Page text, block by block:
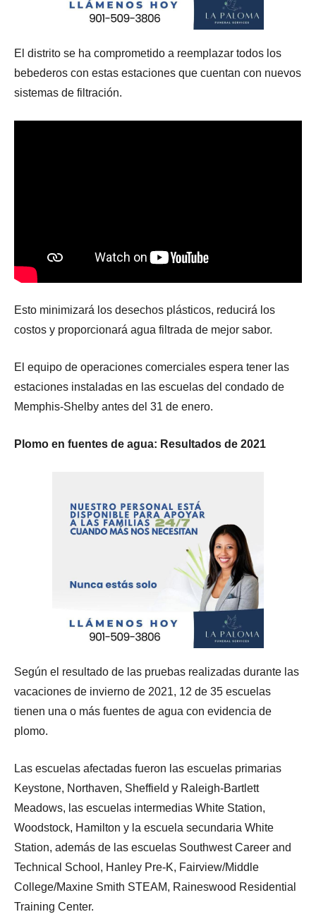
El distrito se ha comprometido a reemplazar todos los
bebederos con estas estaciones que cuentan con nuevos
sistemas de filtración.
Esto minimizará los desechos plásticos, reducirá los
costos y proporcionará agua filtrada de mejor sabor.
El equipo de operaciones comerciales espera tener las
estaciones instaladas en las escuelas del condado de
Memphis-Shelby antes del 31 de enero.
Plomo en fuentes de agua: Resultados de 2021
Según el resultado de las pruebas realizadas durante las
vacaciones de invierno de 2021, 12 de 35 escuelas
tienen una o más fuentes de agua con evidencia de
plomo.
Las escuelas afectadas fueron las escuelas primarias
Keystone, Northaven, Sheffield y Raleigh-Bartlett
Meadows, las escuelas intermedias White Station,
Woodstock, Hamilton y la escuela secundaria White
Station, además de las escuelas Southwest Career and
Technical School, Hanley Pre-K, Fairview/Middle
College/Maxine Smith STEAM, Raineswood Residential
Training Center.